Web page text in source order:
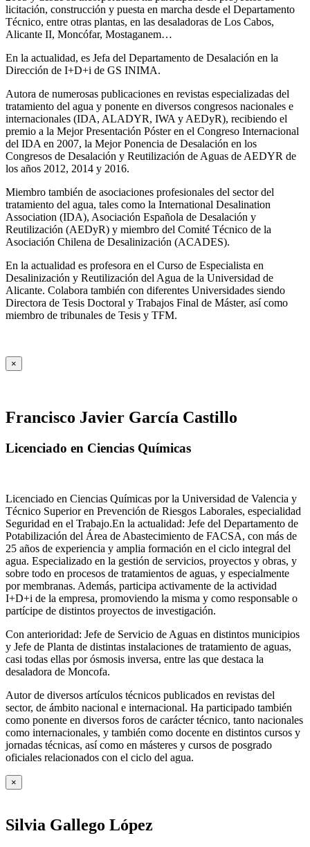
licitación, construcción y puesta en marcha desde el Departamento
Técnico, entre otras plantas, en las desaladoras de Los Cabos,
Alicante II, Moncófar, Mostaganem…
En la actualidad, es Jefa del Departamento de Desalación en la
Dirección de I+D+i de GS INIMA.
Autora de numerosas publicaciones en revistas especializadas del
tratamiento del agua y ponente en diversos congresos nacionales e
internacionales (IDA, ALADYR, IWA y AEDyR), recibiendo el
premio a la Mejor Presentación Póster en el Congreso Internacional
del IDA en 2007, la Mejor Ponencia de Desalación en los
Congresos de Desalación y Reutilización de Aguas de AEDYR de
los años 2012, 2014 y 2016.
Miembro también de asociaciones profesionales del sector del
tratamiento del agua, tales como la International Desalination
Association (IDA), Asociación Española de Desalación y
Reutilización (AEDyR) y miembro del Comité Técnico de la
Asociación Chilena de Desalinización (ACADES).
En la actualidad es profesora en el Curso de Especialista en
Desalinización y Reutilización del Agua de la Universidad de
Alicante. Colabora también con diferentes Universidades siendo
Directora de Tesis Doctoral y Trabajos Final de Máster, así como
miembro de tribunales de Tesis y TFM.
×
Francisco Javier García Castillo
Licenciado en Ciencias Químicas
Licenciado en Ciencias Químicas por la Universidad de Valencia y
Técnico Superior en Prevención de Riesgos Laborales, especialidad
Seguridad en el Trabajo.En la actualidad: Jefe del Departamento de
Potabilización del Área de Abastecimiento de FACSA, con más de
25 años de experiencia y amplia formación en el ciclo integral del
agua. Especializado en la gestión de servicios, proyectos y obras, y
sobre todo en procesos de tratamientos de aguas, y especialmente
por membranas. Además, participa activamente de la actividad
I+D+i de la empresa, promoviendo la misma y como responsable o
partícipe de distintos proyectos de investigación.
Con anterioridad: Jefe de Servicio de Aguas en distintos municipios
y Jefe de Planta de distintas instalaciones de tratamiento de aguas,
casi todas ellas por ósmosis inversa, entre las que destaca la
desaladora de Moncofa.
Autor de diversos artículos técnicos publicados en revistas del
sector, de ámbito nacional e internacional. Ha participado también
como ponente en diversos foros de carácter técnico, tanto nacionales
como internacionales, y también como docente en distintos cursos y
jornadas técnicas, así como en másteres y cursos de posgrado
oficiales relacionados con el ciclo del agua.
×
Silvia Gallego López